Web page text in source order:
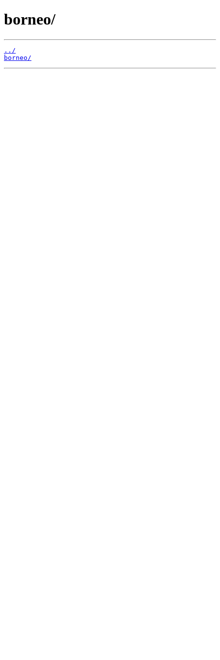
borneo/
../
borneo/